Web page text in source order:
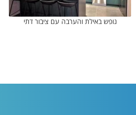
נופש באילת והערבה עם ציבור דתי